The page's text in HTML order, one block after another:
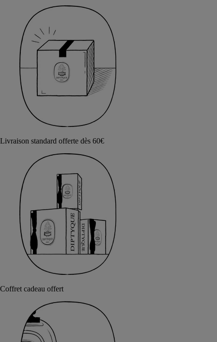
Livraison standard offerte dès 60€
Coffret cadeau offert